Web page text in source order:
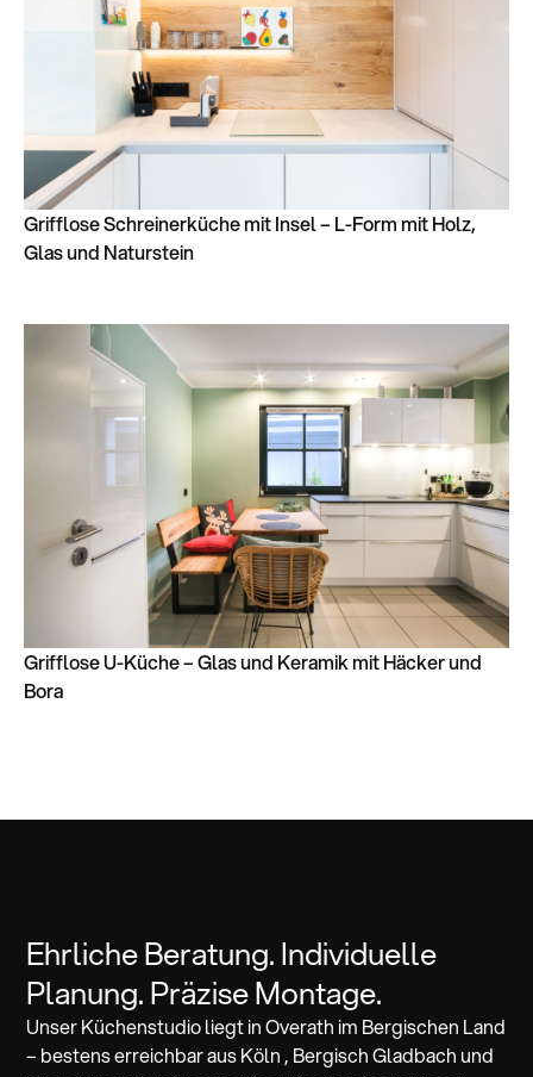
Grifflose Schreinerküche mit Insel – L-Form mit Holz,
Glas und Naturstein
Grifflose U-Küche – Glas und Keramik mit Häcker und
Bora
Ehrliche Beratung. Individuelle
Planung. Präzise Montage.
Unser Küchenstudio liegt in Overath im Bergischen Land
– bestens erreichbar aus Köln , Bergisch Gladbach und